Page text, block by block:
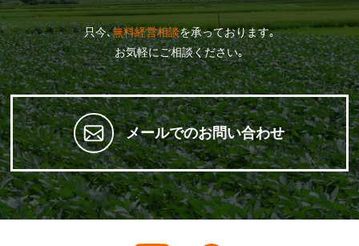
只今､無料経営相談を承っております｡
お気軽にご相談ください｡
メールでのお問い合わせ